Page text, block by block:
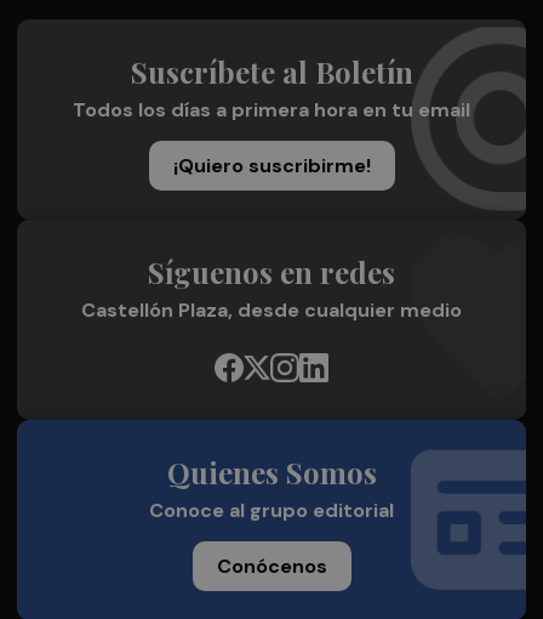
Suscríbete al Boletín
Todos los días a primera hora en tu email
¡Quiero suscribirme!
Síguenos en redes
Castellón Plaza, desde cualquier medio
Quienes Somos
Conoce al grupo editorial
Conócenos